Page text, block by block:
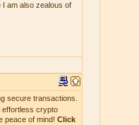
I am also zealous of
secure transactions.
effortless crypto
peace of mind! Click